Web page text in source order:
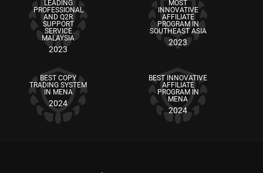
LEADING
PROFESSIONAL
AND Q2R
SUPPORT
SERVICE
MALAYSIA
2023
MOST
INNOVATIVE
AFFILIATE
PROGRAM IN
SOUTHEAST ASIA
2023
BEST COPY
TRADING SYSTEM
IN MENA
2024
BEST INNOVATIVE
AFFILIATE
PROGRAM IN
MENA
2024